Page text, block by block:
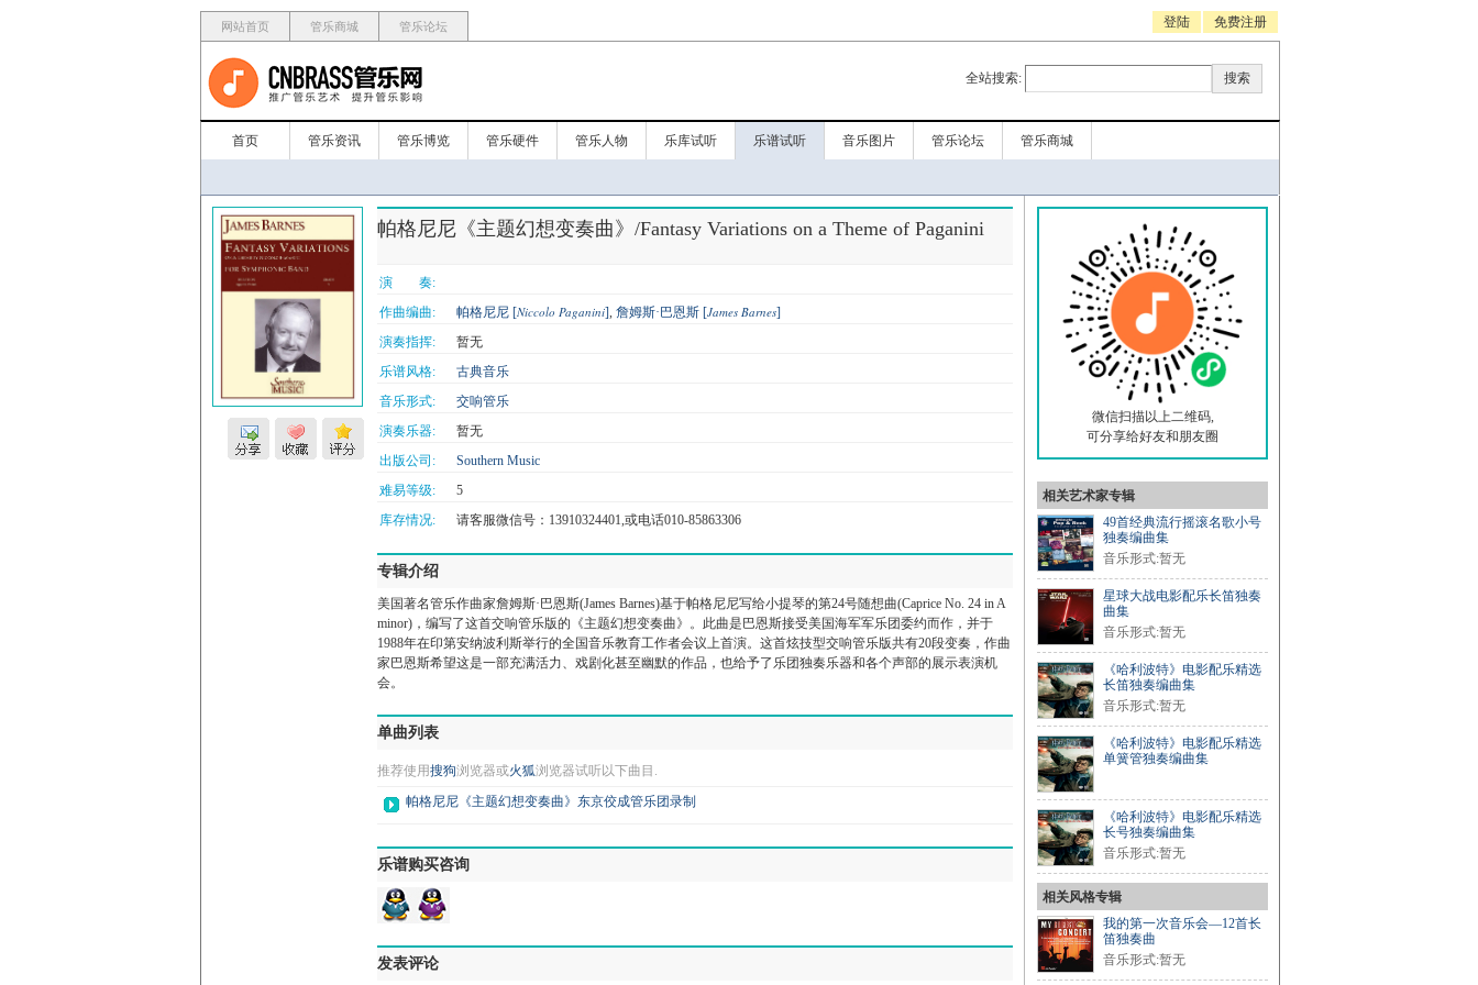
网站首页 管乐商城 管乐论坛 登陆 免费注册
全站搜索:
首页 管乐资讯 管乐博览 管乐硬件 管乐人物 乐库试听 乐谱试听 音乐图片 管乐论坛 管乐商城
帕格尼尼《主题幻想变奏曲》/Fantasy Variations on a Theme of Paganini
演 奏:
作曲编曲:
帕格尼尼 [Niccolo Paganini], 詹姆斯·巴恩斯 [James Barnes]
演奏指挥:
暂无
乐谱风格:
古典音乐
音乐形式:
交响管乐
演奏乐器:
暂无
出版公司:
Southern Music
难易等级:
5
库存情况:
请客服微信号：13910324401,或电话010-85863306
专辑介绍
美国著名管乐作曲家詹姆斯·巴恩斯(James Barnes)基于帕格尼尼写给小提琴的第24号随想曲(Caprice No. 24 in A
minor)，编写了这首交响管乐版的《主题幻想变奏曲》。此曲是巴恩斯接受美国海军军乐团委约而作，并于
1988年在印第安纳波利斯举行的全国音乐教育工作者会议上首演。这首炫技型交响管乐版共有20段变奏，作曲
家巴恩斯希望这是一部充满活力、戏剧化甚至幽默的作品，也给予了乐团独奏乐器和各个声部的展示表演机
会。
单曲列表
推荐使用搜狗浏览器或火狐浏览器试听以下曲目.
帕格尼尼《主题幻想变奏曲》东京佼成管乐团录制
乐谱购买咨询
发表评论
微信扫描以上二维码,
可分享给好友和朋友圈
相关艺术家专辑
49首经典流行摇滚名歌小号
独奏编曲集
音乐形式:暂无
星球大战电影配乐长笛独奏
曲集
音乐形式:暂无
《哈利波特》电影配乐精选
长笛独奏编曲集
音乐形式:暂无
《哈利波特》电影配乐精选
单簧管独奏编曲集
《哈利波特》电影配乐精选
长号独奏编曲集
音乐形式:暂无
相关风格专辑
我的第一次音乐会—12首长
笛独奏曲
音乐形式:暂无